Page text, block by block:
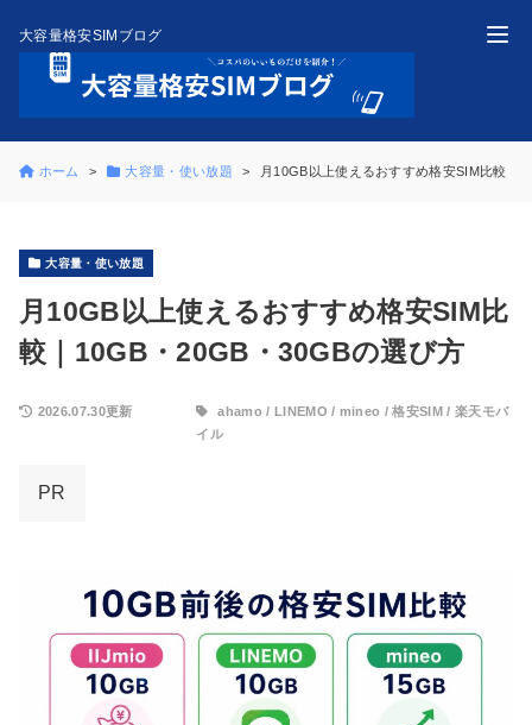
大容量格安SIMブログ
ホーム 大容量・使い放題 月10GB以上使えるおすすめ格安SIM比較｜
大容量・使い放題
月10GB以上使えるおすすめ格安SIM比
較｜10GB・20GB・30GBの選び方
2026.07.30更新 ahamo / LINEMO / mineo /格安SIM / 楽天モバ
イル
PR